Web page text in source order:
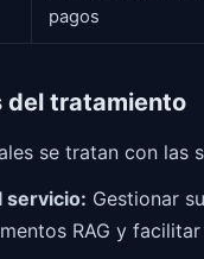
pagos
del tratamiento
se tratan con las
servicio: Gestionar
RAG y